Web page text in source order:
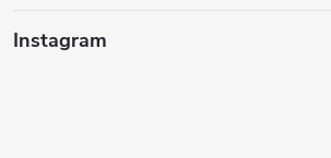
Instagram